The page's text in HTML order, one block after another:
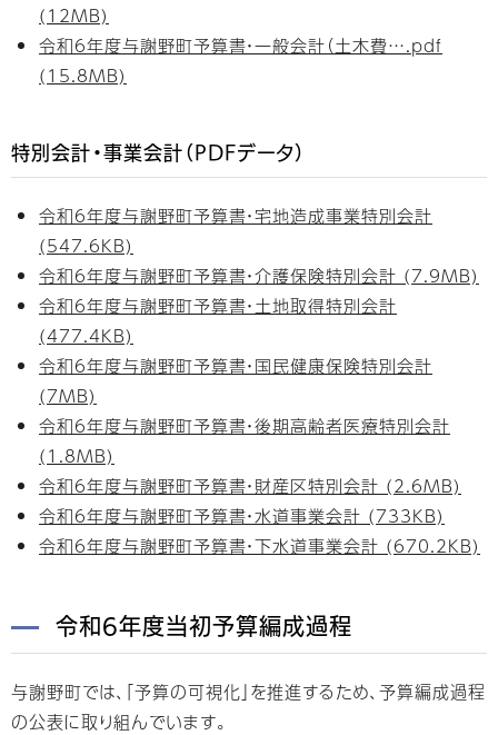
(12MB)
令和6年度与謝野町予算書・一般会計（土木費….pdf
(15.8MB)
特別会計・事業会計（PDFデータ）
令和6年度与謝野町予算書・宅地造成事業特別会計
(547.6KB)
令和6年度与謝野町予算書・介護保険特別会計 (7.9MB)
令和6年度与謝野町予算書・土地取得特別会計
(477.4KB)
令和6年度与謝野町予算書・国民健康保険特別会計
(7MB)
令和6年度与謝野町予算書・後期高齢者医療特別会計
(1.8MB)
令和6年度与謝野町予算書・財産区特別会計 (2.6MB)
令和6年度与謝野町予算書・水道事業会計 (733KB)
令和6年度与謝野町予算書・下水道事業会計 (670.2KB)
令和6年度当初予算編成過程
与謝野町では、「予算の可視化」を推進するため、予算編成過程
の公表に取り組んでいます。